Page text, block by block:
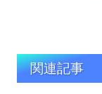
関連記事